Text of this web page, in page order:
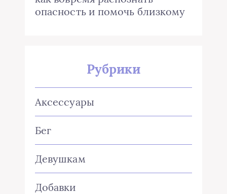
опасность и помочь близкому
Рубрики
Аксессуары
Бег
Девушкам
Добавки